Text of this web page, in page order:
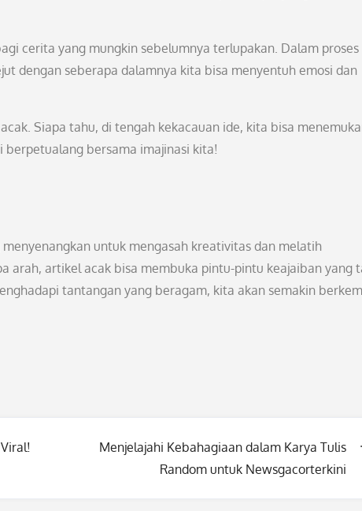
cerita yang mungkin sebelumnya terlupakan. Dalam proses
dengan seberapa dalamnya kita bisa menyentuh emosi dan
Siapa tahu, di tengah kekacauan ide, kita bisa
bersama imajinasi kita!
untuk mengasah kreativitas dan melatih
arah, artikel acak bisa membuka pintu-pintu keajaiban yang
tantangan yang beragam, kita akan semakin
Menjelajahi Kebahagiaan dalam Karya Tulis
Random untuk Newsgacorterkini